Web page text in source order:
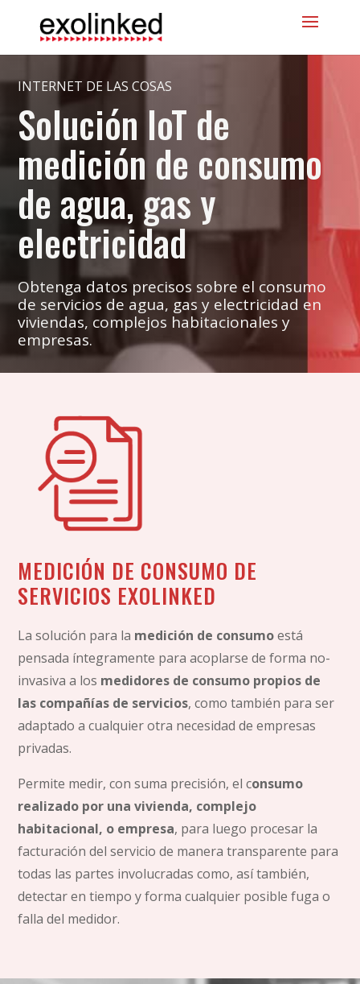
INTERNET DE LAS COSAS
Solución IoT de
medición de consumo
de agua, gas y
electricidad
Obtenga datos precisos sobre el consumo
de servicios de agua, gas y electricidad en
viviendas, complejos habitacionales y
empresas.
MEDICIÓN DE CONSUMO DE
SERVICIOS EXOLINKED
La solución para la medición de consumoestá
pensada íntegramente para acoplarse de forma no-
invasiva a los medidores de consumo propios de
las compañías de servicios, como también para ser
adaptado a cualquier otra necesidad de empresas
privadas.
Permite medir, con suma precisión, el consumo
realizado por una vivienda, complejo
habitacional, o empresa, para luego procesar la
facturación del servicio de manera transparente para
todas las partes involucradas como, así también,
detectar en tiempo y forma cualquier posible fuga o
falla del medidor.